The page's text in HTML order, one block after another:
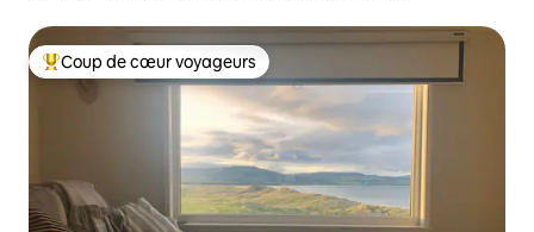
Coups de cœur voyageurs les plus appréciés
Coup de cœur voyageurs